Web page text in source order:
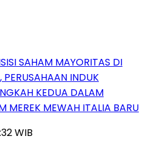
SAHAM MAYORITAS DI
PERUSAHAAN INDUK
KEDUA DALAM
MEREK MEWAH ITALIA BARU
WIB